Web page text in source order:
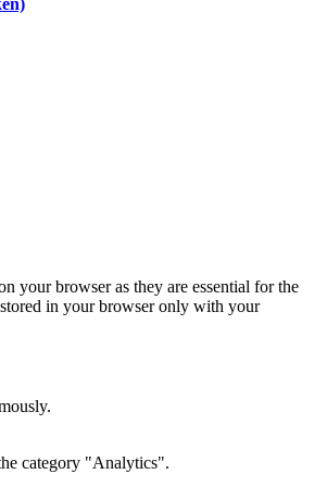
your browser as they are essential for the
in your browser only with your
category "Analytics".